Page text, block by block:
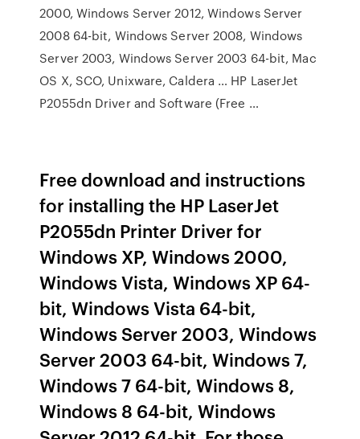
2000, Windows Server 2012, Windows Server
2008 64-bit, Windows Server 2008, Windows
Server 2003, Windows Server 2003 64-bit, Mac
OS X, SCO, Unixware, Caldera … HP LaserJet
P2055dn Driver and Software (Free …
Free download and instructions
for installing the HP LaserJet
P2055dn Printer Driver for
Windows XP, Windows 2000,
Windows Vista, Windows XP 64-
bit, Windows Vista 64-bit,
Windows Server 2003, Windows
Server 2003 64-bit, Windows 7,
Windows 7 64-bit, Windows 8,
Windows 8 64-bit, Windows